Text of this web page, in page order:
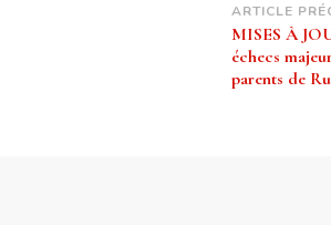
ARTICLE
MISES À
échecs
parents de